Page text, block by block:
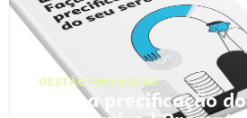
GESTÃO FINANCEIRA
Faça a precificação do